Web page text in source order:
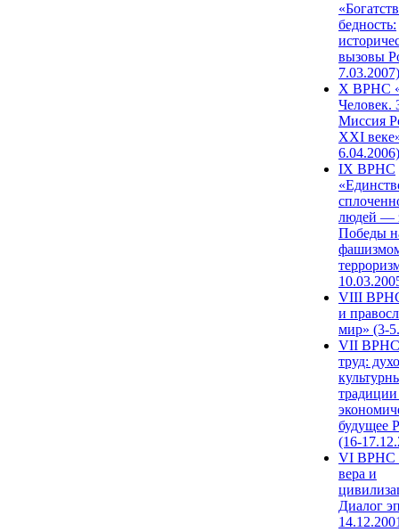
бедность:
вызовы
7.03.2007)
X ВРНС
Человек.
Миссия
XXI
6.04.2006)
IX ВРНС
людей —
Победы
VIII
и
мир» (3-
VII ВРНС
труд:
будущее
(16-
VI ВРНС
вера и
Диалог